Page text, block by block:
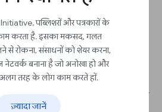
पब्लिशरों और पत्रकारों के
करता है. इसका मकसद, गलत
से रोकना, संसाधनों को शेयर करना,
बनाना है जो अनोखा हो और
तरह के लोग काम करते हों.
ज़्यादा जानें
सदस्यता से मिलने वाला रेवेन्यू
5,000 सदस्य हैं. इसका मतलब
वाला औसत रेवेन्यू10 डॉलर
का इस्तेमाल करें. जैसे, आपके
दिखाने वाले लोगों को प्रमोशन